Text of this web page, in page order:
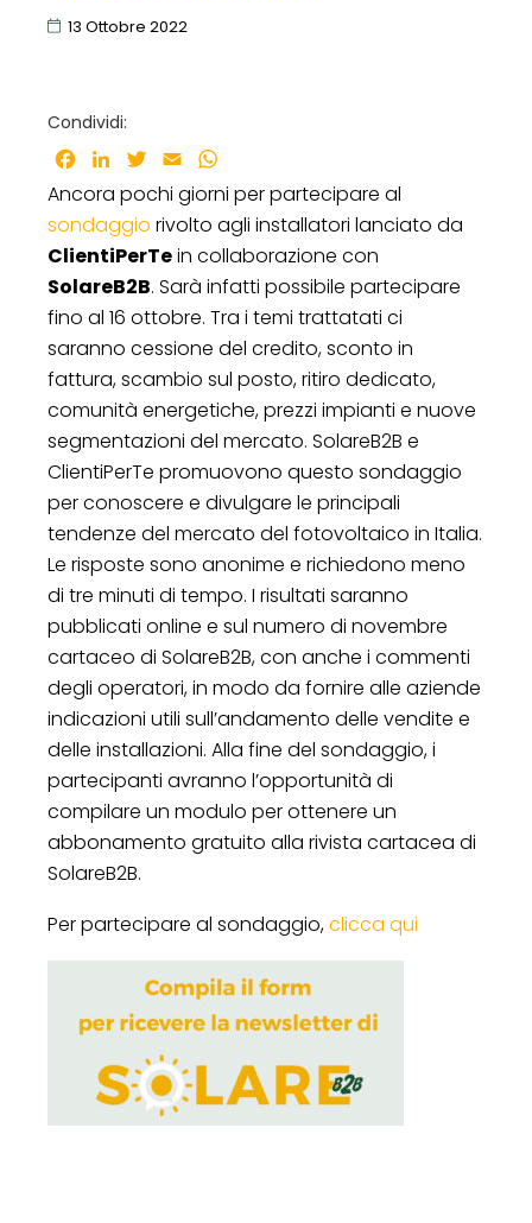
13 Ottobre 2022
Condividi:
Facebook
LinkedInTwitter
Email
Ancora pochi giorni per partecipare al
sondaggio rivolto agli installatori lanciato da
ClientiPerTein collaborazione con
SolareB2B. Sarà infatti possibile partecipare
fino al 16 ottobre. Tra i temi trattatati ci
saranno cessione del credito, sconto in
fattura, scambio sul posto, ritiro dedicato,
comunità energetiche, prezzi impianti e nuove
segmentazioni del mercato. SolareB2B e
ClientiPerTe promuovono questo sondaggio
per conoscere e divulgare le principali
tendenze del mercato del fotovoltaico in Italia.
Le risposte sono anonime e richiedono meno
di tre minuti di tempo. I risultati saranno
pubblicati online e sul numero di novembre
cartaceo di SolareB2B, con anche i commenti
degli operatori, in modo da fornire alle aziende
indicazioni utili sull’andamento delle vendite e
delle installazioni. Alla fine del sondaggio, i
partecipanti avranno l’opportunità di
compilare un modulo per ottenere un
abbonamento gratuito alla rivista cartacea di
SolareB2B.
Per partecipare al sondaggio,clicca qui